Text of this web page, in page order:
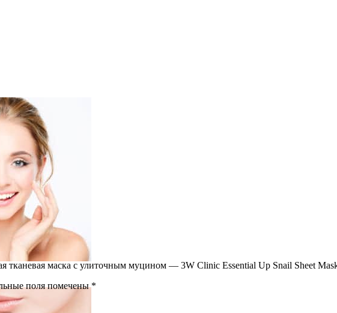
тканевая маска с улиточным муцином — 3W Clinic Essential Up Snail Sheet
поля помечены*